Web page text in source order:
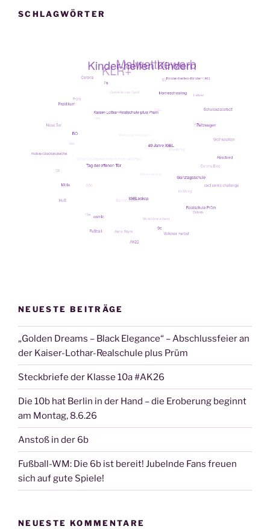
SCHLAGWÖRTER
NEUESTE BEITRÄGE
„Golden Dreams – Black Elegance“ – Abschlussfeier an
der Kaiser-Lothar-Realschule plus Prüm
Steckbriefe der Klasse 10a #AK26
Die 10b hat Berlin in der Hand – die Eroberung beginnt
am Montag, 8.6.26
Anstoß in der 6b
Fußball-WM: Die 6b ist bereit! Jubelnde Fans freuen
sich auf gute Spiele!
NEUESTE KOMMENTARE